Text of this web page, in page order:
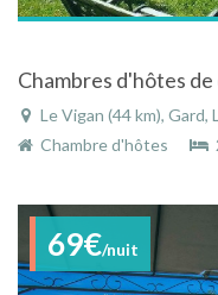
Le Vigan (44 km),
Chambre d'hôtes
69€/nuit